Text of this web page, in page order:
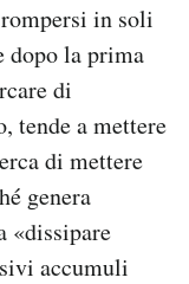
in soli
dopo la prima
di
tende a mettere
di mettere
genera
«dissipare
accumuli